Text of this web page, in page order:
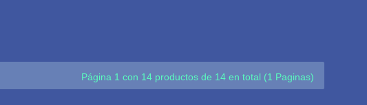
Página 1 con 14 productos de 14 en total (1 Paginas)